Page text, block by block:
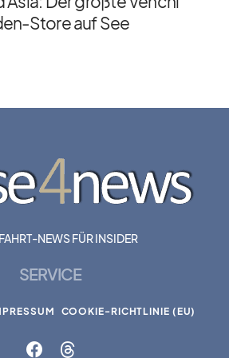
Store auf See
NEWS FÜR INSIDER
SERVICE
COOKIE-RICHTLINIE (EU)